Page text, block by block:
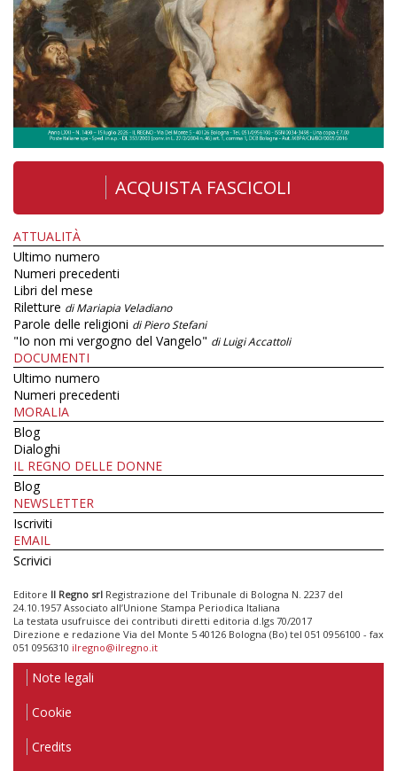
ACQUISTA FASCICOLI
ATTUALITÀ
Ultimo numero
Numeri precedenti
Libri del mese
Riletture di Mariapia Veladiano
Parole delle religioni di Piero Stefani
"Io non mi vergogno del Vangelo" di Luigi Accattoli
DOCUMENTI
Ultimo numero
Numeri precedenti
MORALIA
Blog
Dialoghi
IL REGNO DELLE DONNE
Blog
NEWSLETTER
Iscriviti
EMAIL
Scrivici
Editore Il Regno srl Registrazione del Tribunale di Bologna N. 2237 del
24.10.1957 Associato all’Unione Stampa Periodica Italiana
La testata usufruisce dei contributi diretti editoria d.lgs 70/2017
Direzione e redazione Via del Monte 5 40126 Bologna (Bo) tel 051 0956100 - fax
051 0956310 ilregno@ilregno.it
Note legali
Cookie
Credits